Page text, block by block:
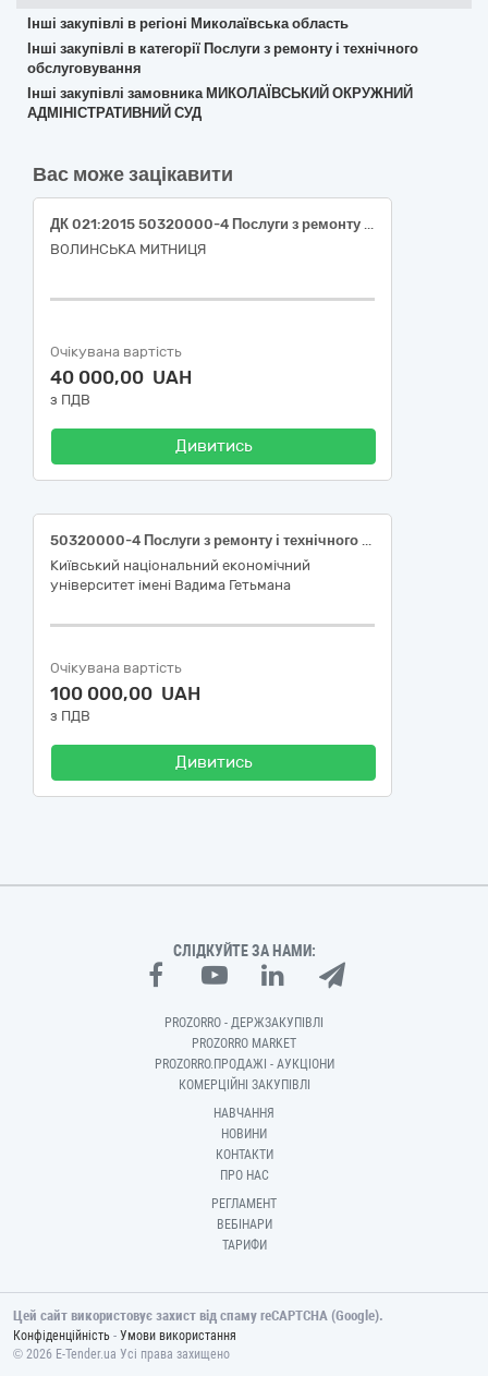
Інші закупівлі в регіоні Миколаївська область
Інші закупівлі в категорії Послуги з ремонту і технічного
обслуговування
Інші закупівлі замовника МИКОЛАЇВСЬКИЙ ОКРУЖНИЙ
АДМІНІСТРАТИВНИЙ СУД
Вас може зацікавити
ДК 021:2015 50320000-4 Послуги з ремонту і технічного обслуговування персональних комп'ютерів (Поточний ремонт персональних комп'ютерів)
ВОЛИНСЬКА МИТНИЦЯ
Очікувана вартість
40 000,00 UAH
з ПДВ
Дивитись
50320000-4 Послуги з ремонту і технічного обслуговування персональних комп’ютерів (Комплекс послуг з перезарядки (перезарядки з відновленням) картриджів для друкувальних пристроїв Замовника)
Київський національний економічний
університет імені Вадима Гетьмана
Очікувана вартість
100 000,00 UAH
з ПДВ
Дивитись
СЛІДКУЙТЕ ЗА НАМИ:
PROZORRO - ДЕРЖЗАКУПІВЛІ
PROZORRO MARKET
PROZORRO.ПРОДАЖІ - АУКЦІОНИ
КОМЕРЦІЙНІ ЗАКУПІВЛІ
НАВЧАННЯ
НОВИНИ
КОНТАКТИ
ПРО НАС
РЕГЛАМЕНТ
ВЕБІНАРИ
ТАРИФИ
Цей сайт використовує захист від спаму reCAPTCHA (Google).
Конфіденційність - Умови використання
© 2026 E-Tender.ua Усі права захищено